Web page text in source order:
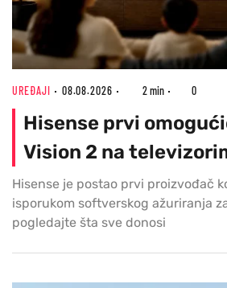
UREĐAJI 08.08.2026 2 min 0
Hisense prvi
Vision 2 na
Hisense je postao prvi proizvođač
isporukom softverskog ažuriranja
pogledajte šta sve donosi